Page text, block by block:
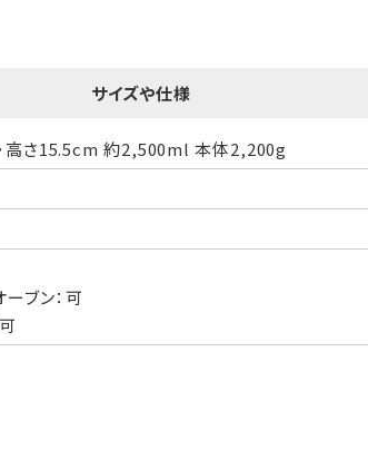
産などのギフト包装
ない場合があります。
から熨斗紙・包装紙をか
（天掛け包装）です。
サイズや仕様
さ15.5cm 約2,500ml 本体2,200g
ブン：可